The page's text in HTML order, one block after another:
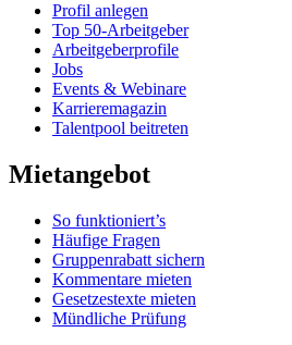
Profil anlegen
Top 50-Arbeitgeber
Arbeitgeberprofile
Jobs
Events & Webinare
Karrieremagazin
Talentpool beitreten
Mietangebot
So funktioniert’s
Häufige Fragen
Gruppenrabatt sichern
Kommentare mieten
Gesetzestexte mieten
Mündliche Prüfung